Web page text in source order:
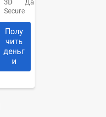
3D
Secure
Да
Полу
чить
деньг
и